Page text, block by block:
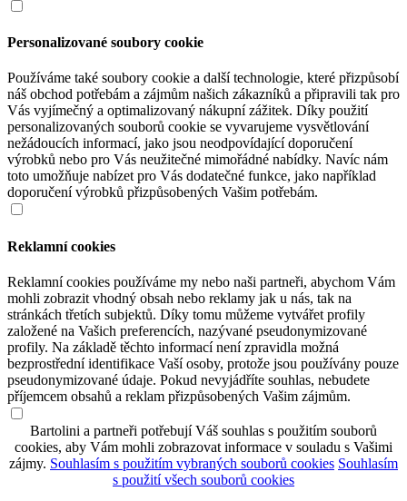
Personalizované soubory cookie
Používáme také soubory cookie a další technologie, které přizpůsobí
náš obchod potřebám a zájmům našich zákazníků a připravili tak pro
Vás vyjímečný a optimalizovaný nákupní zážitek. Díky použití
personalizovaných souborů cookie se vyvarujeme vysvětlování
nežádoucích informací, jako jsou neodpovídající doporučení
výrobků nebo pro Vás neužitečné mimořádné nabídky. Navíc nám
toto umožňuje nabízet pro Vás dodatečné funkce, jako například
doporučení výrobků přizpůsobených Vašim potřebám.
Reklamní cookies
Reklamní cookies používáme my nebo naši partneři, abychom Vám
mohli zobrazit vhodný obsah nebo reklamy jak u nás, tak na
stránkách třetích subjektů. Díky tomu můžeme vytvářet profily
založené na Vašich preferencích, nazývané pseudonymizované
profily. Na základě těchto informací není zpravidla možná
bezprostřední identifikace Vaší osoby, protože jsou používány pouze
pseudonymizované údaje. Pokud nevyjádříte souhlas, nebudete
příjemcem obsahů a reklam přizpůsobených Vašim zájmům.
Bartolini a partneři potřebují Váš souhlas s použitím souborů
cookies, aby Vám mohli zobrazovat informace v souladu s Vašimi
zájmy. Souhlasím s použitím vybraných souborů cookies Souhlasím
s použití všech souborů cookies